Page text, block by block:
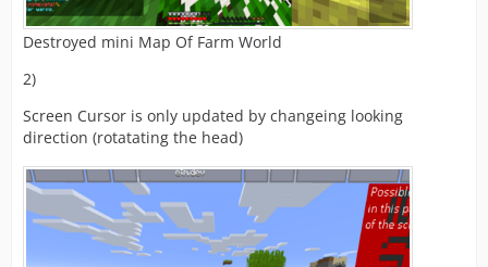
Destroyed mini Map Of Farm World
2)
Screen Cursor is only updated by changeing looking
direction (rotatating the head)